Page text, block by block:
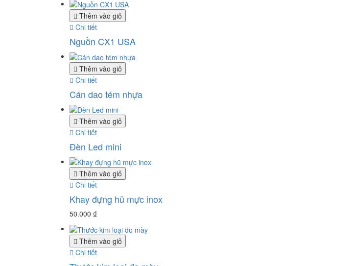
Thêm vào giỏ
Chi tiết
Nguồn CX1 USA
Thêm vào giỏ
Chi tiết
Cán dao tém nhựa
Thêm vào giỏ
Chi tiết
Đèn Led mini
Thêm vào giỏ
Chi tiết
Khay đựng hũ mực inox
50.000 ₫
Thêm vào giỏ
Chi tiết